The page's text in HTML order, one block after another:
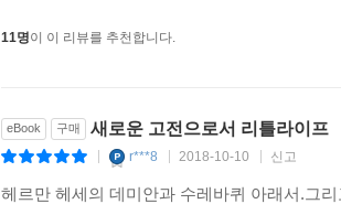
11명이 이 리뷰를 추천합니다.
eBook 구매 새로운 고전으로서 리틀라이프
r***8 2018-10-10 신고
헤르만 헤세의 데미안과 수레바퀴 아래서.그